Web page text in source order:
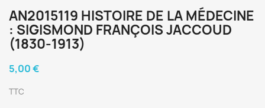
AN2015119 HISTOIRE DE LA MÉDECINE
: SIGISMOND FRANÇOIS JACCOUD
(1830-1913)
5,00 €
TTC